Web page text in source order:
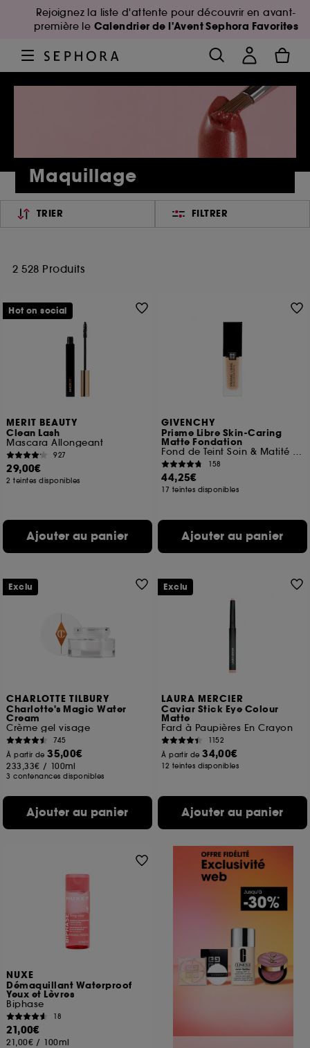
Rejoignez la liste d'attente pour découvrir en avant-
première le Calendrier de l'Avent Sephora Favorites
Maquillage
TRIER FILTRER
2 528 Produits
MERIT BEAUTY
Clean Lash
Mascara Allongeant
927
29,00€
2 teintes disponibles
Ajouter au panier
Hot on social
GIVENCHY
Prisme Libre Skin-Caring
Matte Fondation
Fond de Teint Soin & Matité 24H
158
44,25€
17 teintes disponibles
Ajouter au panier
CHARLOTTE TILBURY
Charlotte's Magic Water
Cream
Crème gel visage
745
À partir de35,00€
233,33€ / 100ml
3 contenances disponibles
Ajouter au panier
Exclu
LAURA MERCIER
Caviar Stick Eye Colour
Matte
Fard à Paupières En Crayon
1152
À partir de34,00€
12 teintes disponibles
Ajouter au panier
Exclu
NUXE
Démaquillant Waterproof
Yeux et Lèvres
Biphase
18
21,00€
21,00€ / 100ml